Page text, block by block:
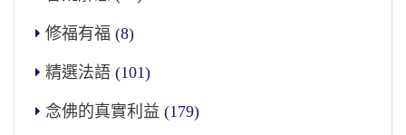
修福有福 (8)
精選法語 (101)
念佛的真實利益 (179)